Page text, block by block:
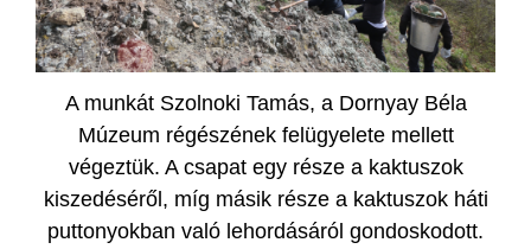
A munkát Szolnoki Tamás, a Dornyay Béla
Múzeum régészének felügyelete mellett
végeztük. A csapat egy része a kaktuszok
kiszedéséről, míg másik része a kaktuszok háti
puttonyokban való lehordásáról gondoskodott.